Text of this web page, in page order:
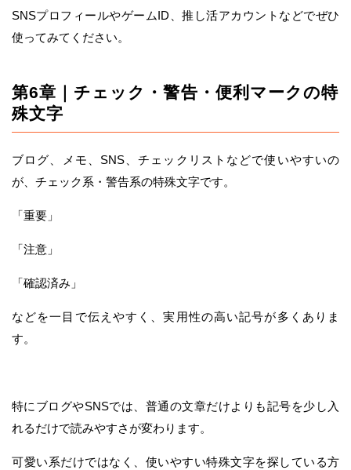
SNSプロフィールやゲームID、推し活アカウントなどでぜひ
使ってみてください。
第6章｜チェック・警告・便利マークの特
殊文字
ブログ、メモ、SNS、チェックリストなどで使いやすいの
が、チェック系・警告系の特殊文字です。
「重要」
「注意」
「確認済み」
などを一目で伝えやすく、実用性の高い記号が多くありま
す。
特にブログやSNSでは、普通の文章だけよりも記号を少し入
れるだけで読みやすさが変わります。
可愛い系だけではなく、使いやすい特殊文字を探している方